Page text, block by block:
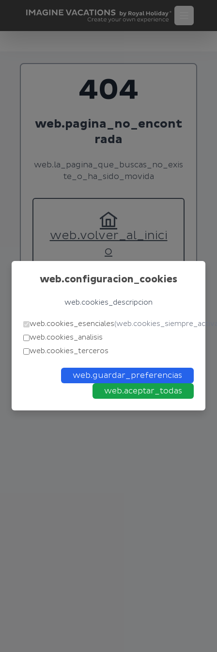
web.configuracion_cookies
web.cookies_descripcion
web.cookies_esenciales(
web.cookies_analisis
web.cookies_terceros
web.guardar_preferencias
web.aceptar_todas
404
web.pagina_no_encont
rada
web.la_pagina_que_buscas_no_exis
te_o_ha_sido_movida
web.volver_al_inici
o